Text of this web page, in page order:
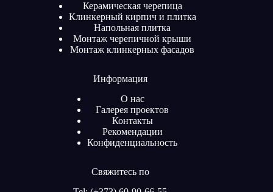
Керамическая черепица
Клинкерный кирпич и плитка
Напольная плитка
Монтаж черепичной крыши
Монтаж клинкерных фасадов
Информация
О нас
Галерея проектов
Контакты
Рекомендации
Конфиденциальность
Свяжитесь по